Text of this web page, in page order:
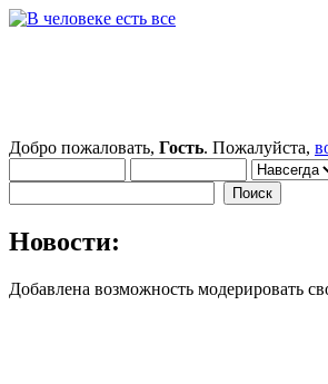
Добро пожаловать, Гость. Пожалуйста,
Новости:
Добавлена возможность модерировать